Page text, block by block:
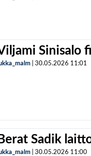
Sinisalo
30.05.2026 11:01
Berat Sadik
30.05.2026 11:00